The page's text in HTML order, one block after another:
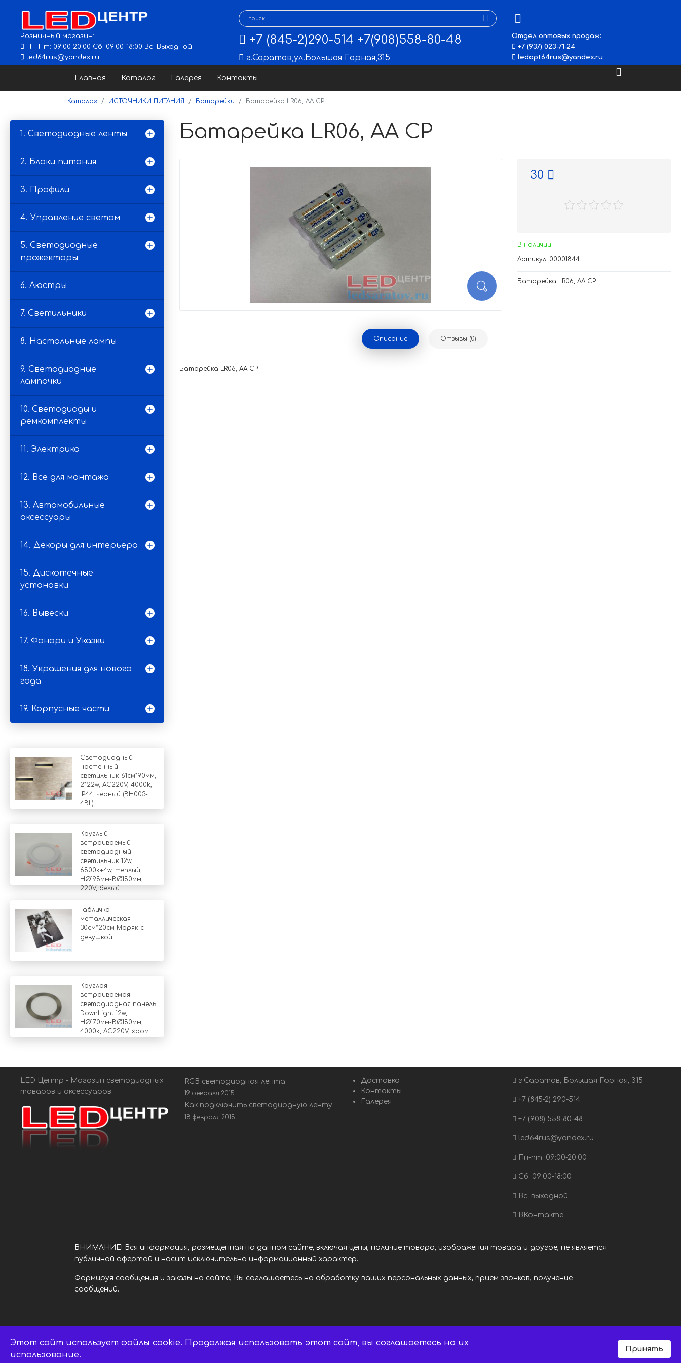
Розничный магазин:
Пн-Пт: 09:00-20:00 Сб: 09:00-18:00 Вс: Выходной
led64rus@yandex.ru
+7 (845-2)290-514 +7(908)558-80-48
г.Саратов,ул.Большая Горная,315
Отдел оптовых продаж:
+7 (937) 023-71-24
ledopt64rus@yandex.ru
Главная Каталог Галерея Контакты
Каталог ИСТОЧНИКИ ПИТАНИЯ Батарейки Батарейка LR06, AA СP
1. Светодиодные ленты
2. Блоки питания
3. Профили
4. Управление светом
5. Светодиодные
прожекторы
6. Люстры
7. Светильники
8. Настольные лампы
9. Светодиодные
лампочки
10. Светодиоды и
ремкомплекты
11. Электрика
12. Все для монтажа
13. Автомобильные
аксессуары
14. Декоры для интерьера
15. Дискотечные
установки
16. Вывески
17. Фонари и Указки
18. Украшения для нового
года
19. Корпусные части
Светодиодный
настенный
светильник 61см*90мм,
2*22w, AC220V, 4000k,
IP44, черный (BH003-
4BL)
Круглый
встраиваемый
светодиодный
светильник 12w,
6500k+4w, теплый,
НØ195мм-ВØ150мм,
220V, белый
Табличка
металлическая
30см*20см Моряк с
девушкой
Круглая
встраиваемая
светодиодная панель
DownLight 12w,
НØ170мм-ВØ150мм,
4000k, AC220V, хром
Батарейка LR06, AA СP
30
В наличии
Артикул: 00001844
Батарейка LR06, AA СP
Описание Отзывы (0)
Батарейка LR06, AA СP
LED Центр - Магазин светодиодных
товаров и аксессуаров.
RGB светодиодная лента
19 февраля 2015
Как подключить светодиодную ленту
18 февраля 2015
Доставка
Контакты
Галерея
г.Саратов, Большая Горная, 315
+7 (845-2) 290-514
+7 (908) 558-80-48
led64rus@yandex.ru
Пн-пт: 09:00-20:00
Сб: 09:00-18:00
Вс: выходной
ВКонтакте
ВНИМАНИЕ! Вся информация, размещенная на данном сайте, включая цены, наличие товара, изображения товара и другое, не является
публичной офертой и носит исключительно информационный характер.
Формируя сообщения и заказы на сайте, Вы соглашаетесь на обработку ваших персональных данных, приём звонков, получение
сообщений.
LED центр. © 2014 - 2026 ledsaratov.ru. Все права защищены.
Этот сайт использует файлы cookie. Продолжая использовать этот сайт, вы соглашаетесь на их
использование.
Принять